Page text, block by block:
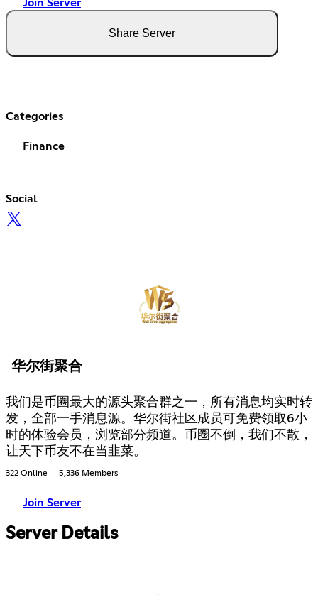
Join Server
Share Server
Categories
Finance
Social
华尔街聚合
我们是币圈最大的源头聚合群之一，所有消息均实时转
发，全部一手消息源。华尔街社区成员可免费领取6小
时的体验会员，浏览部分频道。币圈不倒，我们不散，
让天下币友不在当韭菜。
322 Online 5,336 Members
Join Server
Server Details